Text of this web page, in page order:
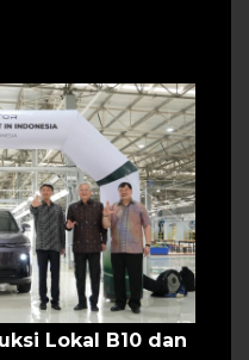
Lokal B10 dan